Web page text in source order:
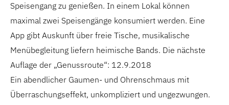
Speisengang zu genießen. In einem Lokal können
maximal zwei Speisengänge konsumiert werden. Eine
App gibt Auskunft über freie Tische, musikalische
Menübegleitung liefern heimische Bands. Die nächste
Auflage der „Genussroute“: 12.9.2018
Ein abendlicher Gaumen- und Ohrenschmaus mit
Überraschungseffekt, unkompliziert und ungezwungen.